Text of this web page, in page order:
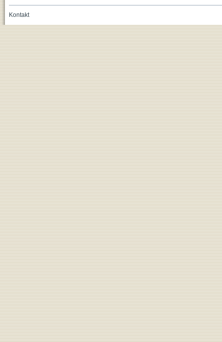
Kontakt